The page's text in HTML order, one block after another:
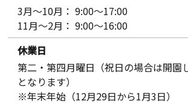
3月～10月： 9:00～17:00
11月～2月： 9:00～16:00
休業日
第二・第四月曜日（祝日の場合は開園
となります）
※年末年始（12月29日から1月3日）